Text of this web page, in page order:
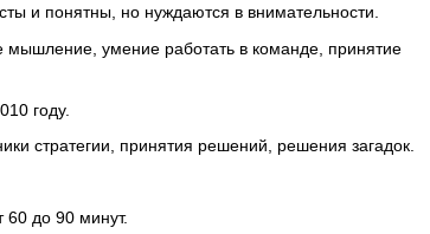
и понятны, но нуждаются в внимательности.
мышление, умение работать в команде, принятие
году.
стратегии, принятия решений, решения загадок.
60 до 90 минут.